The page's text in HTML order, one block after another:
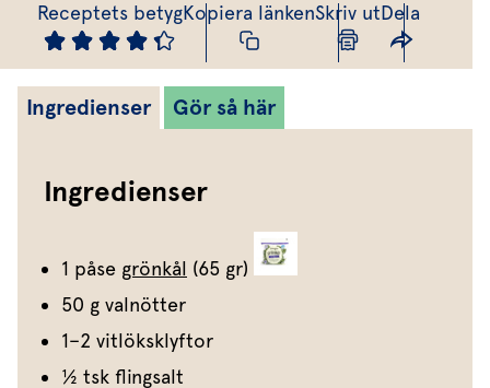
Receptets betygKopiera länkenSkriv utDela
Ingredienser Gör så här
Ingredienser
1 påse grönkål (65 gr)
50 g valnötter
1–2 vitlöksklyftor
1⁄2 tsk flingsalt